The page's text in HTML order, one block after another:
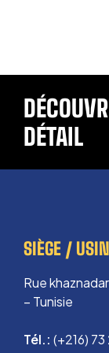
DÉTAIL
SIÈGE /
Rue
– Tunisie
Tél.: (+216) 73